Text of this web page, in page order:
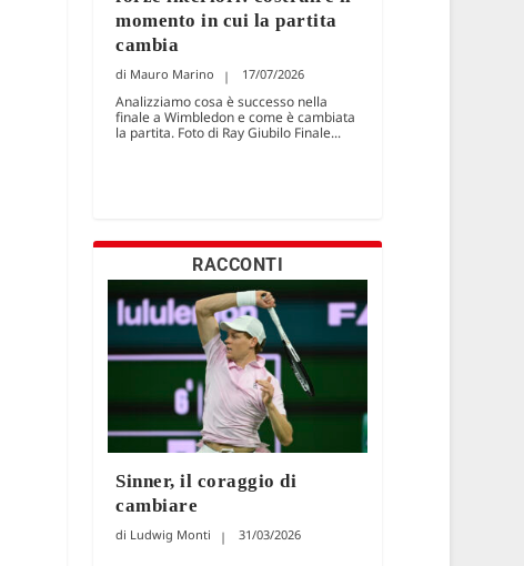
momento in cui la partita
cambia
Mauro Marino 17/07/2026
Analizziamo cosa è successo nella
finale a Wimbledon e come è cambiata
la partita. Foto di Ray Giubilo Finale...
RACCONTI
Sinner, il coraggio di
cambiare
Ludwig Monti 31/03/2026